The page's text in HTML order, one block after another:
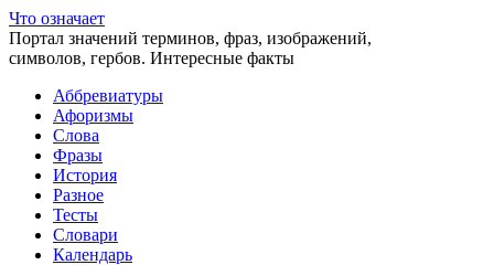
Что означает
Портал значений терминов, фраз, изображений,
символов, гербов. Интересные факты
Аббревиатуры
Афоризмы
Слова
Фразы
История
Разное
Тесты
Словари
Календарь